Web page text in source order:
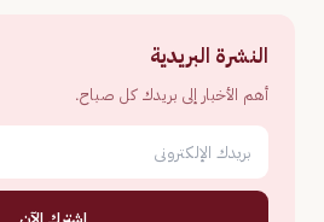
النشرة البريدية
أهم الأخبار إلى بريدك كل صباح.
اشترك الآن